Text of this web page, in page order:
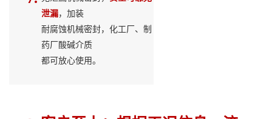
泄漏，加装
耐腐蚀机械密封，化工厂、制
药厂酸碱介质
都可放心使用。